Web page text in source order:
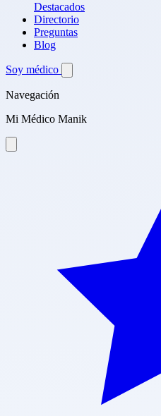
Destacados
Directorio
Preguntas
Blog
Soy médico
Navegación
Mi Médico Manik